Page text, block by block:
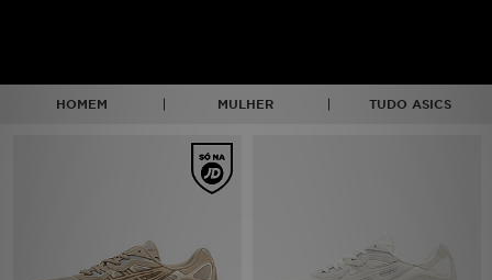
HOMEM MULHER TUDO ASICS
MENSAGENS